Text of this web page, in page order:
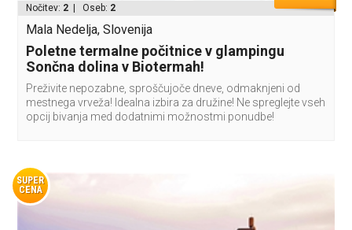
Nočitev: 2 | Oseb: 2
Mala Nedelja, Slovenija
Poletne termalne počitnice v glampingu
Sončna dolina v Biotermah!
Preživite nepozabne, sproščujoče dneve, odmaknjeni od
mestnega vrveža! Idealna izbira za družine! Ne spreglejte vseh
opcij bivanja med dodatnimi možnostmi ponudbe!
SUPER
CENA